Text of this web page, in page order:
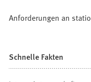
Anforderungen an
Schnelle Fakten